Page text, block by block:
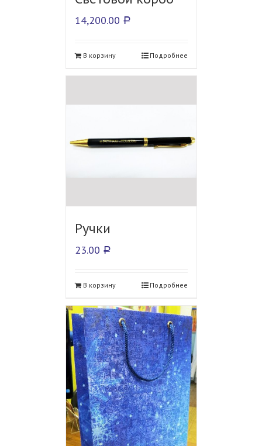
14,200.00 Р
В корзину Подробнее
Ручки
23.00 Р
В корзину Подробнее